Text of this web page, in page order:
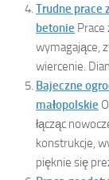
Trudne prace
betonie
wymagające,
wiercenie.
Bajeczne
małopolskie
łącząc
konstrukcje,
pięknie się